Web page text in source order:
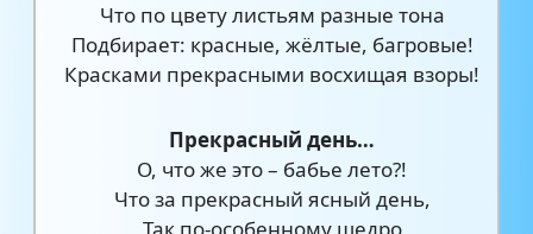
Что по цвету листьям разные тона
Подбирает: красные, жёлтые, багровые!
Красками прекрасными восхищая взоры!
Прекрасный день…
О, что же это – бабье лето?!
Что за прекрасный ясный день,